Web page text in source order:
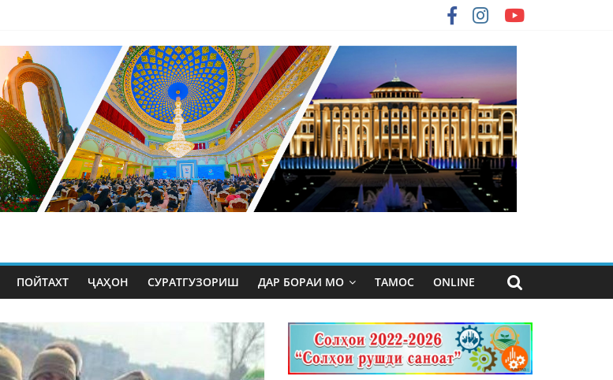
ПОЙТАХТ ҶАҲОН СУРАТГУЗОРИШ ДАР БОРАИ МО ТАМОС ONLINE